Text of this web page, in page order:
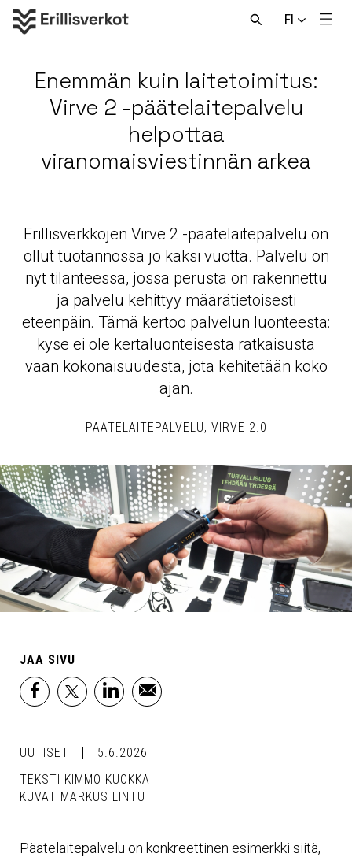
FI
Avaa
Enemmän kuin laitetoimitus:
Virve 2 -päätelaitepalvelu
helpottaa
viranomaisviestinnän arkea
Erillisverkkojen Virve 2 -päätelaitepalvelu on
ollut tuotannossa jo kaksi vuotta. Palvelu on
nyt tilanteessa, jossa perusta on rakennettu
ja palvelu kehittyy määrätietoisesti
eteenpäin. Tämä kertoo palvelun luonteesta:
kyse ei ole kertaluonteisesta ratkaisusta
vaan kokonaisuudesta, jota kehitetään koko
ajan.
PÄÄTELAITEPALVELU VIRVE 2.0
JAA SIVU
facebook
x linkedinemail
UUTISET
5.6.2026
TEKSTI KIMMO KUOKKA
KUVAT MARKUS LINTU
Päätelaitepalvelu on konkreettinen esimerkki siitä,